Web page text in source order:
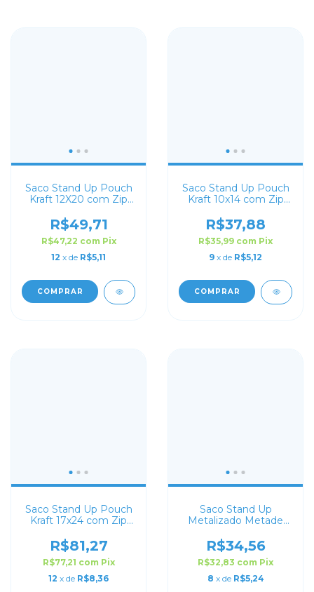
Saco Stand Up Pouch
Kraft 12X20 com Zip
R$49,71
R$47,22 com Pix
12 x de R$5,11
COMPRAR
Saco Stand Up Pouch
Kraft 10x14 com Zip
R$37,88
R$35,99 com Pix
9 x de R$5,12
COMPRAR
Saco Stand Up Pouch
Kraft 17x24 com Zip
R$81,27
R$77,21 com Pix
12 x de R$8,36
Saco Stand Up
Metalizado Metade
com Zip Lock
R$34,56
R$32,83 com Pix
8 x de R$5,24